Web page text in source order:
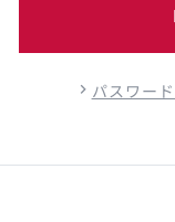
パスワー